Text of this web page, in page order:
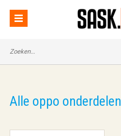
Alle oppo onderdelen